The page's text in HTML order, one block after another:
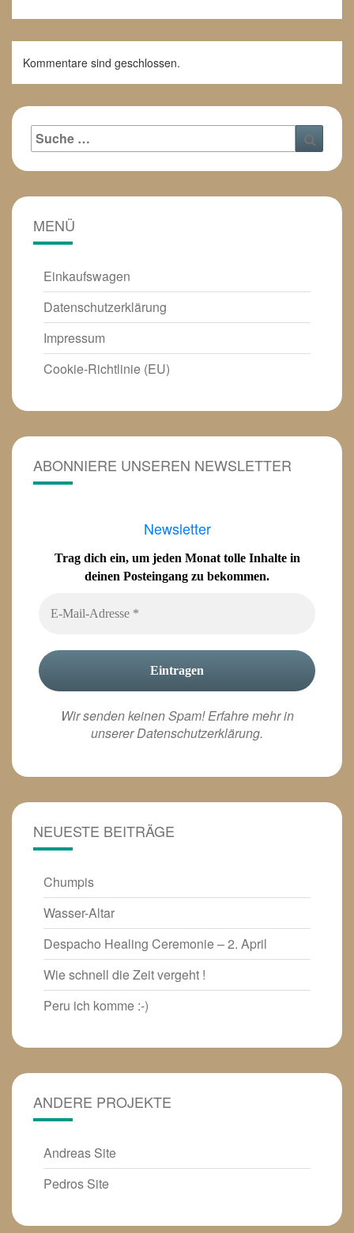
Kommentare sind geschlossen.
Suche
nach:
MENÜ
Einkaufswagen
Datenschutzerklärung
Impressum
Cookie-Richtlinie (EU)
ABONNIERE UNSEREN NEWSLETTER
Newsletter
Trag dich ein, um jeden Monat tolle Inhalte in
deinen Posteingang zu bekommen.
Wir senden keinen Spam! Erfahre mehr in
unsererDatenschutzerklärung.
NEUESTE BEITRÄGE
Chumpis
Wasser-Altar
Despacho Healing Ceremonie – 2. April
Wie schnell die Zeit vergeht !
Peru ich komme :-)
ANDERE PROJEKTE
Andreas Site
Pedros Site